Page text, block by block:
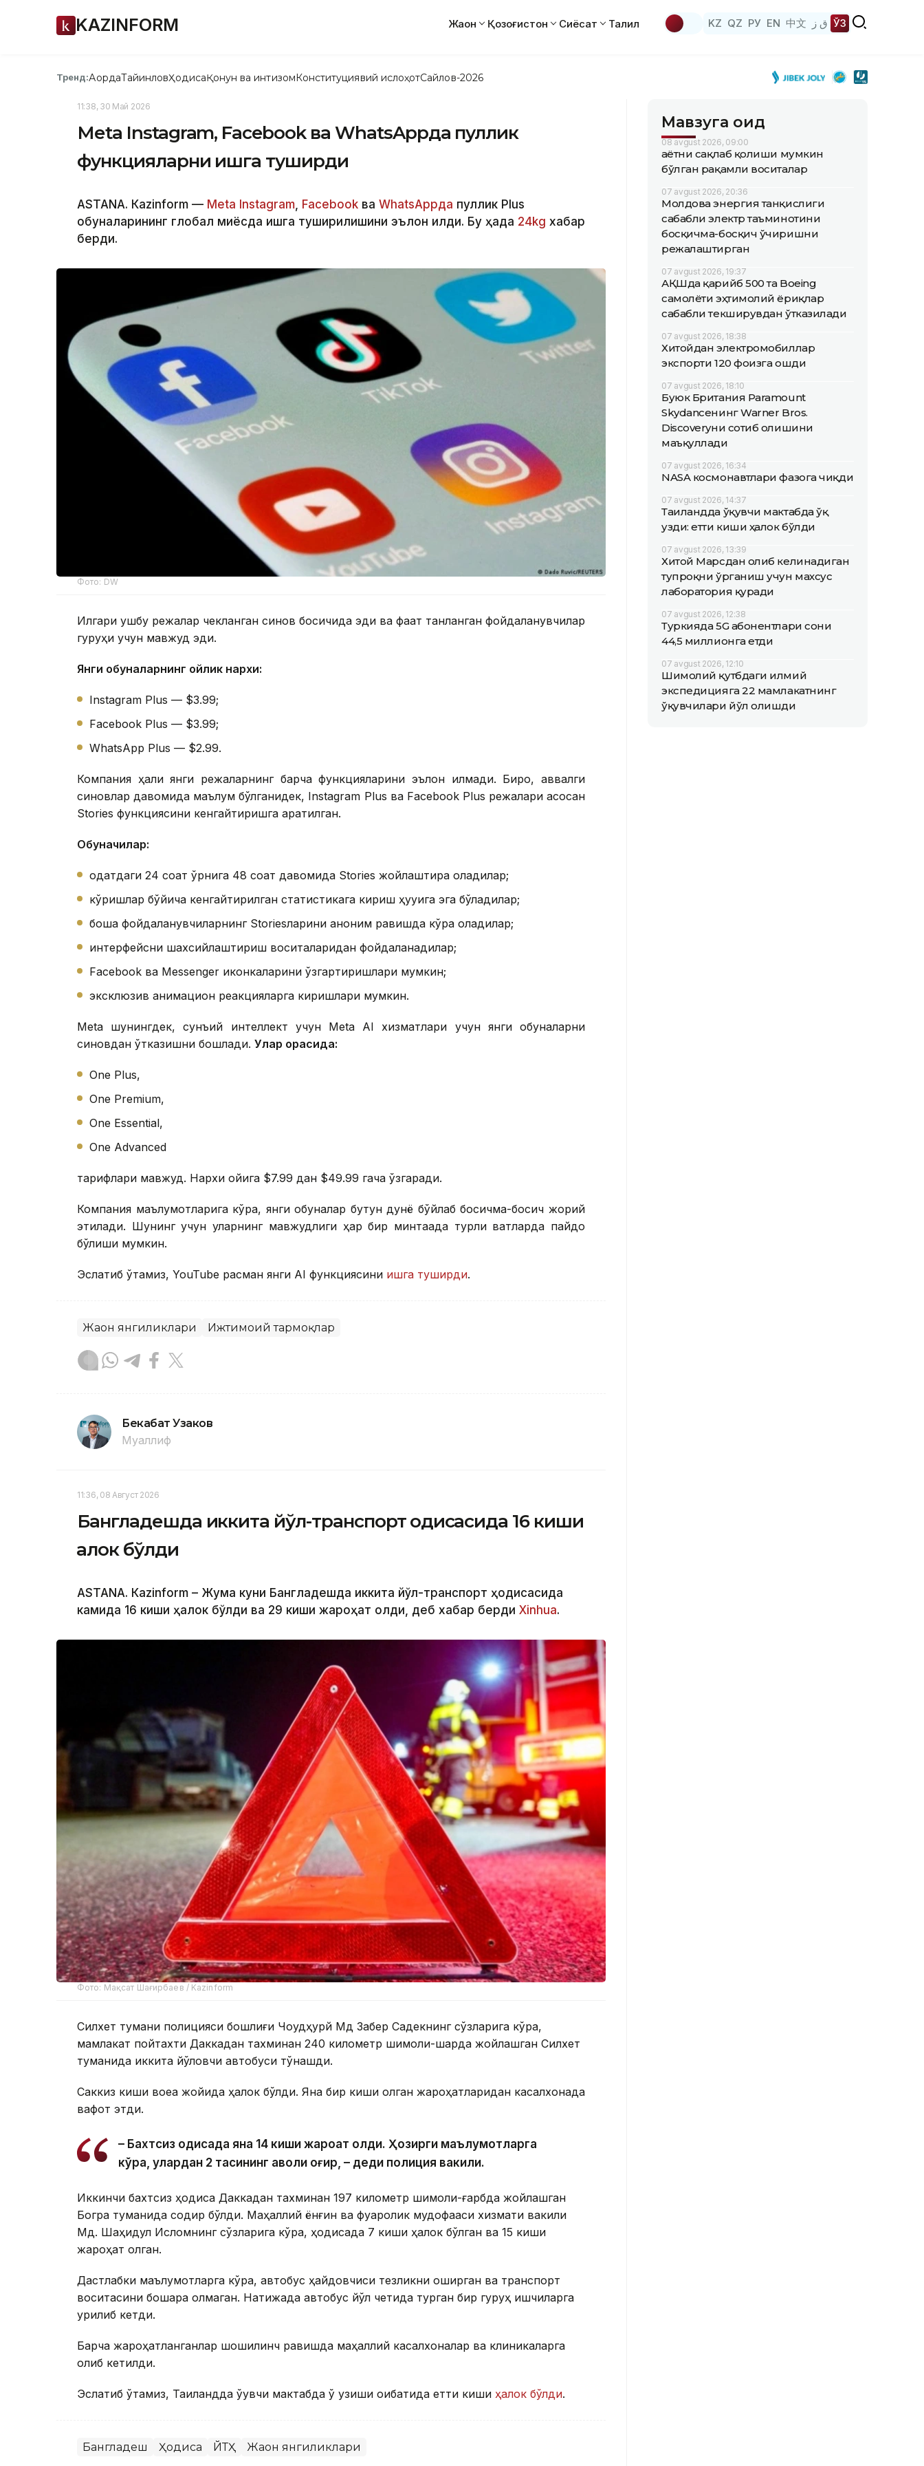
KAZINFORM Жаҳон Қозоғистон Сиёсат Таҳлил KZ QZ РУ EN 中文 ق ز ЎЗ
Тренд:АқордаТайинловҲодисаҚонун ва интизомКонституциявий ислоҳотСайлов-2026
11:38, 30 Май 2026
Меtа Instagram, Facebook ва WhatsAppда пуллик
функцияларни ишга туширди
ASTANА. Кazinform — Меtа Instagram, Facebook ва WhatsAppда пуллик Plus
обуналарининг глобал миқёсда ишга туширилишини эълон қилди. Бу ҳақда 24kg хабар
берди.
Фото: DW
Илгари ушбу режалар чекланган синов босқичида эди ва фақат танланган фойдаланувчилар
гуруҳи учун мавжуд эди.
Янги обуналарнинг ойлик нархи:
Instagram Plus — $3.99;
Facebook Plus — $3.99;
WhatsApp Plus — $2.99.
Компания ҳали янги режаларнинг барча функцияларини эълон қилмади. Бироқ, аввалги
синовлар давомида маълум бўлганидек, Instagram Plus ва Facebook Plus режалари асосан
Stories функциясини кенгайтиришга қаратилган.
Обуначилар:
одатдаги 24 соат ўрнига 48 соат давомида Stories жойлаштира оладилар;
кўришлар бўйича кенгайтирилган статистикага кириш ҳуқуқига эга бўладилар;
бошқа фойдаланувчиларнинг Storiesларини аноним равишда кўра оладилар;
интерфейсни шахсийлаштириш воситаларидан фойдаланадилар;
Facebook ва Messenger иконкаларини ўзгартиришлари мумкин;
эксклюзив анимацион реакцияларга киришлари мумкин.
Меtа шунингдек, сунъий интеллект учун Меtа АI хизматлари учун янги обуналарни
синовдан ўтказишни бошлади. Улар орасида:
One Plus,
One Premium,
One Essential,
One Advanced
тарифлари мавжуд. Нархи ойига $7.99 дан $49.99 гача ўзгаради.
Компания маълумотларига кўра, янги обуналар бутун дунё бўйлаб босқичма-босқич жорий
этилади. Шунинг учун уларнинг мавжудлиги ҳар бир минтақада турли вақтларда пайдо
бўлиши мумкин.
Эслатиб ўтамиз, YouTube расман янги АI функциясини ишга туширди.
Жаҳон янгиликлари Ижтимоий тармоқлар
Бекабат Узаков
Муаллиф
11:36, 08 Август 2026
Бангладешда иккита йўл-транспорт ҳодисасида 16 киши
ҳалок бўлди
ASTANА. Кazinform – Жума куни Бангладешда иккита йўл-транспорт ҳодисасида
камида 16 киши ҳалок бўлди ва 29 киши жароҳат олди, деб хабар берди Xinhua.
Фото: Мақсат Шағирбаев / Kazinform
Силхет тумани полицияси бошлиғи Чоудҳурй Мд Забер Садекнинг сўзларига кўра,
мамлакат пойтахти Даккадан тахминан 240 километр шимоли-шарқда жойлашган Силхет
туманида иккита йўловчи автобуси тўқнашди.
Саккиз киши воқеа жойида ҳалок бўлди. Яна бир киши олган жароҳатларидан касалхонада
вафот этди.
– Бахтсиз ҳодисада яна 14 киши жароҳат олди. Ҳозирги маълумотларга
кўра, улардан 2 тасининг аҳволи оғир, – деди полиция вакили.
Иккинчи бахтсиз ҳодиса Даккадан тахминан 197 километр шимоли-ғарбда жойлашган
Богра туманида содир бўлди. Маҳаллий ёнғин ва фуқаролик мудофааси хизмати вакили
Мд. Шаҳидул Исломнинг сўзларига кўра, ҳодисада 7 киши ҳалок бўлган ва 15 киши
жароҳат олган.
Дастлабки маълумотларга кўра, автобус ҳайдовчиси тезликни оширган ва транспорт
воситасини бошқара олмаган. Натижада автобус йўл четида турган бир гуруҳ ишчиларга
урилиб кетди.
Барча жароҳатланганлар шошилинч равишда маҳаллий касалхоналар ва клиникаларга
олиб кетилди.
Эслатиб ўтамиз, Таиландда ўқувчи мактабда ўқ узиши оқибатида етти киши ҳалок бўлди.
Бангладеш Ҳодиса ЙТҲ Жаҳон янгиликлари
Мавзуга оид
08 avgust 2026, 09:00
Ҳаётни сақлаб қолиши мумкин
бўлган рақамли воситалар
07 avgust 2026, 20:36
Молдова энергия танқислиги
сабабли электр таъминотини
босқичма-босқич ўчиришни
режалаштирган
07 avgust 2026, 19:37
АҚШда қарийб 500 та Boeing
самолёти эҳтимолий ёриқлар
сабабли текширувдан ўтказилади
07 avgust 2026, 18:38
Хитойдан электромобиллар
экспорти 120 фоизга ошди
07 avgust 2026, 18:10
Буюк Британия Paramount
Skydanceнинг Warner Bros.
Discoveryни сотиб олишини
маъқуллади
07 avgust 2026, 16:34
NASA космонавтлари фазога чиқди
07 avgust 2026, 14:37
Таиландда ўқувчи мактабда ўқ
узди: етти киши ҳалок бўлди
07 avgust 2026, 13:39
Хитой Марсдан олиб келинадиган
тупроқни ўрганиш учун махсус
лаборатория қуради
07 avgust 2026, 12:38
Туркияда 5G абонентлари сони
44,5 миллионга етди
07 avgust 2026, 12:10
Шимолий қутбдаги илмий
экспедицияга 22 мамлакатнинг
ўқувчилари йўл олишди